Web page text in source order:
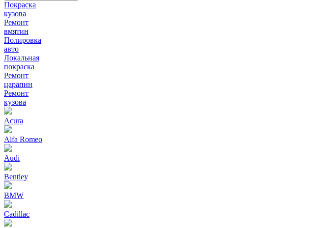
Покраска
кузова
Ремонт
вмятин
Полировка
авто
Локальная
покраска
Ремонт
царапин
Ремонт
кузова
Acura
Alfa Romeo
Audi
Bentley
BMW
Cadillac